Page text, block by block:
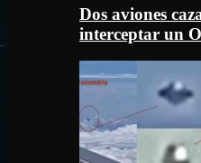
Dos aviones
interceptar un